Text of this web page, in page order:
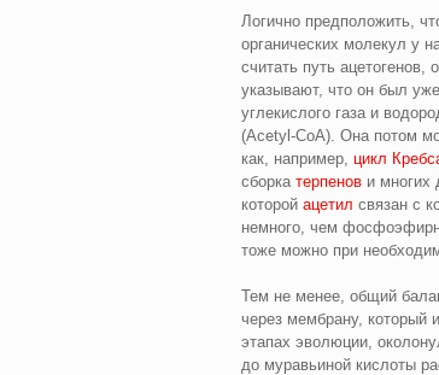
Логично предположить,
органических молекул у
считать путь ацетогенов,
указывают, что он был
углекислого газа и
(Acetyl‑CoA). Она потом
как, например, цикл
сборка терпенови многих
которой ацетил связан с
немного, чем
тоже можно при
Тем не менее, общий
через мембрану, который
этапах эволюции,
до муравьиной кислоты